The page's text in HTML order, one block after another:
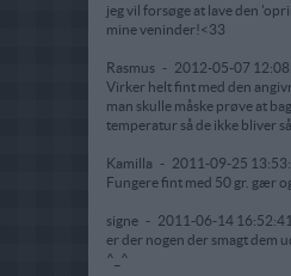
jeg vil forsøge at lave den
mine veninder!<33
Rasmus - 2012-05-07
Virker helt fint med den
man skulle måske prøve at
temperatur så de ikke bliver
Kamilla - 2011-09-25
Fungere fint med 50 gr. gær
signe - 2011-06-14 16:52:41
er der nogen der smagt dem
^_^